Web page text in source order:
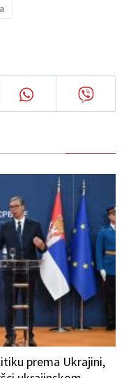
prema Ukrajini,